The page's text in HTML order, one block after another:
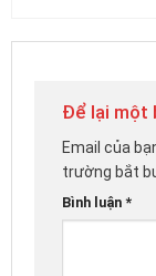
Để lại một
Email của
trường bắt
Bình luận *